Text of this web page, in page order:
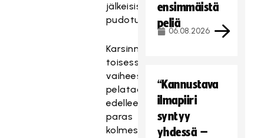
jälkeisissä
pudotuspeleissä.
Karsinnan
toisessa
vaiheessa
pelataan
edelleen
paras
kolmesta
ensimmäistä
peliä
06.08.2026
“Kannustava
ilmapiiri
syntyy
yhdessä –